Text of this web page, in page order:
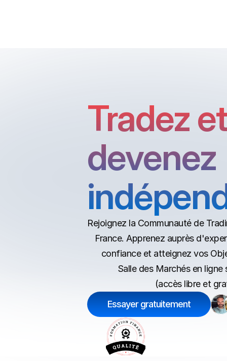
devenez
Rejoignez la Communauté de
France. Apprenez auprès
confiance et atteignez vos
Salle des Marchés en
(accès libre et
Essayer gratuitement